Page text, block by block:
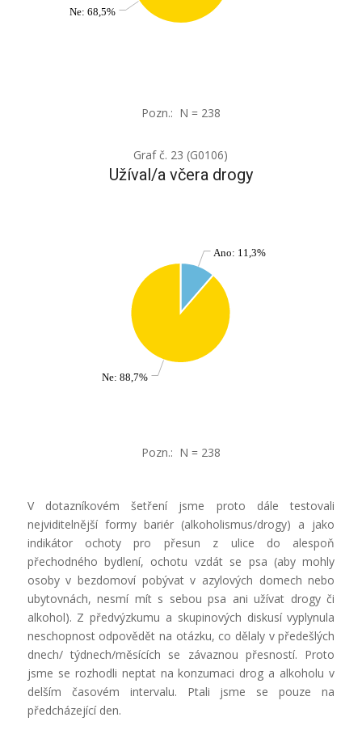
Ne: 68,5%
Pozn.: N = 238
Graf č. 23 (G0106)
Užíval/a včera drogy
Ano: 11,3%
Ne: 88,7%
Pozn.: N = 238
V dotazníkovém šetření jsme proto dále testovali
nejviditelnější formy bariér (alkoholismus/drogy) a jako
indikátor ochoty pro přesun z ulice do alespoň
přechodného bydlení, ochotu vzdát se psa (aby mohly
osoby v bezdomoví pobývat v azylových domech nebo
ubytovnách, nesmí mít s sebou psa ani užívat drogy či
alkohol). Z předvýzkumu a skupinových diskusí vyplynula
neschopnost odpovědět na otázku, co dělaly v předešlých
dnech/ týdnech/měsících se závaznou přesností. Proto
jsme se rozhodli neptat na konzumaci drog a alkoholu v
delším časovém intervalu. Ptali jsme se pouze na
předcházející den.